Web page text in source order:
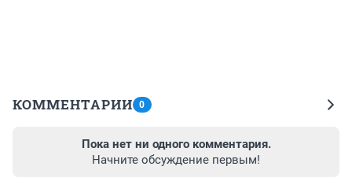
КОММЕНТАРИИ 0
Пока нет ни одного комментария.
Начните обсуждение первым!